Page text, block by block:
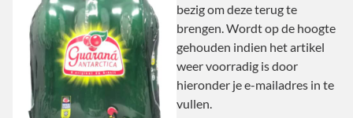
bezig om deze terug te
brengen. Wordt op de hoogte
gehouden indien het artikel
weer voorradig is door
hieronder je e-mailadres in te
vullen.